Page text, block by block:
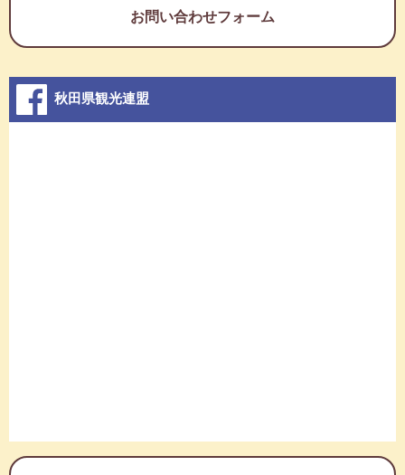
お問い合わせフォーム
秋田県観光連盟